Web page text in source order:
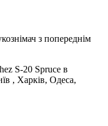
з попереднім
S-20 Spruce в
, Харків, Одеса,